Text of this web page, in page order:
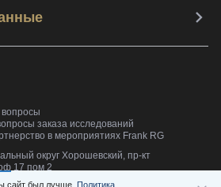
заказа исследований
в мероприятиях Frank RG
округ Хорошевский, пр-кт
17 пом 2
сайт был лучше. Политика